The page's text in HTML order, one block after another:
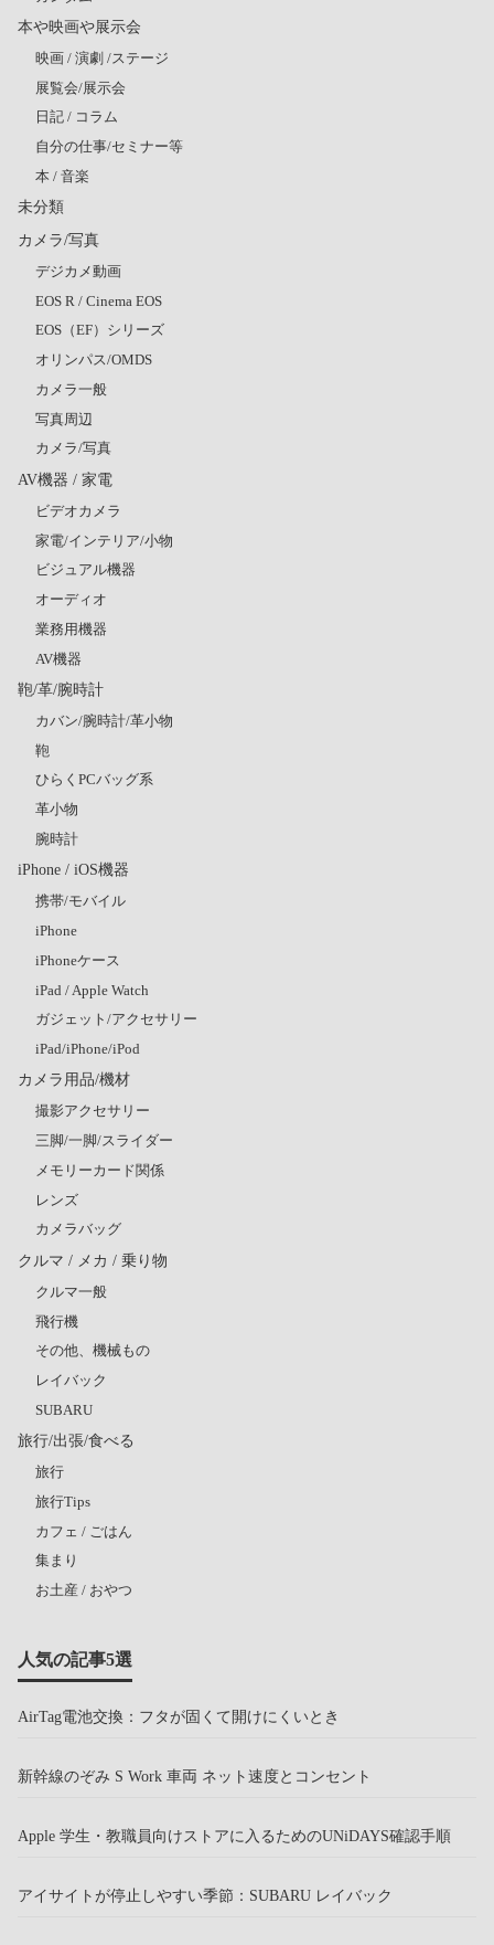
本や映画や展示会
映画 / 演劇 /ステージ
展覧会/展示会
日記 / コラム
自分の仕事/セミナー等
本 / 音楽
未分類
カメラ/写真
デジカメ動画
EOS R / Cinema EOS
EOS（EF）シリーズ
オリンパス/OMDS
カメラ一般
写真周辺
カメラ/写真
AV機器 / 家電
ビデオカメラ
家電/インテリア/小物
ビジュアル機器
オーディオ
業務用機器
AV機器
鞄/革/腕時計
カバン/腕時計/革小物
鞄
ひらくPCバッグ系
革小物
腕時計
iPhone / iOS機器
携帯/モバイル
iPhone
iPhoneケース
iPad / Apple Watch
ガジェット/アクセサリー
iPad/iPhone/iPod
カメラ用品/機材
撮影アクセサリー
三脚/一脚/スライダー
メモリーカード関係
レンズ
カメラバッグ
クルマ / メカ / 乗り物
クルマ一般
飛行機
その他、機械もの
レイバック
SUBARU
旅行/出張/食べる
旅行
旅行Tips
カフェ / ごはん
集まり
お土産 / おやつ
人気の記事5選
AirTag電池交換：フタが固くて開けにくいとき
新幹線のぞみ S Work 車両 ネット速度とコンセント
Apple 学生・教職員向けストアに入るためのUNiDAYS確認手順
アイサイトが停止しやすい季節：SUBARU レイバック